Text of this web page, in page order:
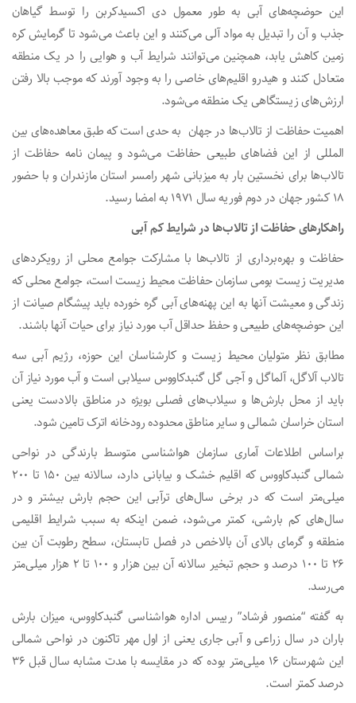
این حوضچه‌های آبی به طور معمول دی اکسیدکربن را توسط گیاهان
جذب و آن‌ را تبدیل به مواد آلی می‌کنند و این باعث می‌شود تا گرمایش کره
زمین کاهش یابد، همچنین می‌توانند شرایط آب و هوایی را در یک منطقه
متعادل کنند و هیدرو اقلیم‌های خاصی را به وجود آورند که موجب بالا رفتن
ارزش‌های زیستگاهی یک منطقه می‌شود.
اهمیت حفاظت از تالاب‌ها در جهان به حدی است که طبق معاهده‌های بین
المللی از این فضاهای طبیعی حفاظت می‌شود و پیمان نامه حفاظت از
تالاب‌ها برای نخستین بار به میزبانی شهر رامسر استان مازندران و با حضور
۱۸ کشور جهان در دوم فوریه سال ۱۹۷۱ به امضا رسید.
راهکارهای حفاظت از تالاب‌ها در شرایط کم آبی
حفاظت و بهره‌برداری از تالاب‌ها با مشارکت جوامع محلی از رویکردهای
مدیریت زیست بومی سازمان حفاظت محیط زیست است، جوامع محلی که
زندگی و معیشت آنها به این پهنه‌های آبی گره خورده باید پیشگام صیانت از
این حوضچه‌های طبیعی و حفظ حداقل آب مورد نیاز برای حیات آنها باشند.
مطابق نظر متولیان محیط زیست و کارشناسان این حوزه، رژیم آبی سه
تالاب‌ آلاگل، آلماگل و آجی گل گنبدکاووس سیلابی است و آب مورد نیاز آن
باید از محل بارش‌ها و سیلاب‌های فصلی بویژه در مناطق بالادست یعنی
استان خراسان شمالی و سایر مناطق محدوده رودخانه اترک تامین شود.
براساس اطلاعات آماری سازمان هواشناسی متوسط بارندگی در نواحی
شمالی گنبدکاووس که اقلیم خشک و بیابانی دارد، سالانه بین ۱۵۰ تا ۲۰۰
میلی‌متر است که در برخی سال‌های ترآبی این حجم بارش‌ بیشتر و در
سال‌های کم بارشی، کمتر می‌شود، ضمن اینکه به سبب شرایط اقلیمی
منطقه و گرمای بالای آن بالاخص در فصل تابستان، سطح رطوبت آن بین
۲۶ تا ۱۰۰ درصد و حجم تبخیر سالانه آن بین هزار و ۱۰۰ تا ۲ هزار میلی‌متر
می‌رسد.
به گفته “منصور فرشاد” رییس اداره هواشناسی گنبدکاووس، میزان بارش
باران در سال زراعی و آبی جاری یعنی از اول مهر تاکنون در نواحی شمالی
این شهرستان ۱۶ میلی‌متر بوده که در مقایسه با مدت مشابه سال قبل ۳۶
درصد کمتر است.